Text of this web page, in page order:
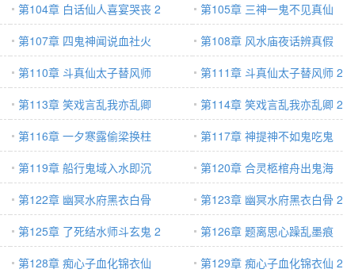
第104章 白话仙人喜宴哭丧 2
第105章 三神一鬼不见真仙
第107章 四鬼神闻说血社火
第108章 风水庙夜话辨真假
第110章 斗真仙太子替风师
第111章 斗真仙太子替风师 2
第113章 笑戏言乱我亦乱卿
第114章 笑戏言乱我亦乱卿 2
第116章 一夕寒露偷梁换柱
第117章 神提神不如鬼吃鬼
第119章 船行鬼域入水即沉
第120章 合灵柩棺舟出鬼海
第122章 幽冥水府黑衣白骨
第123章 幽冥水府黑衣白骨 2
第125章 了死结水师斗玄鬼 2
第126章 题离思心躁乱墨痕
第128章 痴心子血化锦衣仙
第129章 痴心子血化锦衣仙 2